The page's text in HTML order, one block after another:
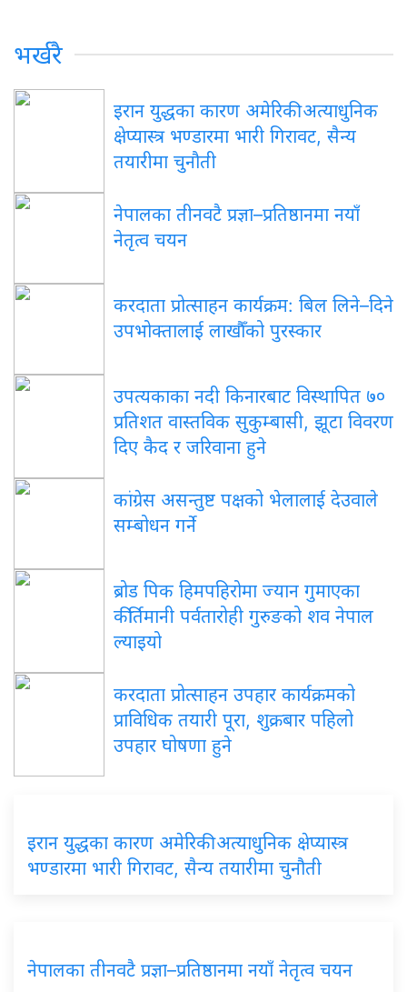
भर्खरै
इरान युद्धका कारण अमेरिकी अत्याधुनिक
क्षेप्यास्त्र भण्डारमा भारी गिरावट, सैन्य
तयारीमा चुनौती
नेपालका तीनवटै प्रज्ञा–प्रतिष्ठानमा नयाँ
नेतृत्व चयन
करदाता प्रोत्साहन कार्यक्रम: बिल लिने–दिने
उपभोक्तालाई लाखौँको पुरस्कार
उपत्यकाका नदी किनारबाट विस्थापित ७०
प्रतिशत वास्तविक सुकुम्बासी, झूटा विवरण
दिए कैद र जरिवाना हुने
कांग्रेस असन्तुष्ट पक्षको भेलालाई देउवाले
सम्बोधन गर्ने
ब्रोड पिक हिमपहिरोमा ज्यान गुमाएका
कीर्तिमानी पर्वतारोही गुरुङको शव नेपाल
ल्याइयो
करदाता प्रोत्साहन उपहार कार्यक्रमको
प्राविधिक तयारी पूरा, शुक्रबार पहिलो
उपहार घोषणा हुने
इरान युद्धका कारण अमेरिकी अत्याधुनिक क्षेप्यास्त्र
भण्डारमा भारी गिरावट, सैन्य तयारीमा चुनौती
नेपालका तीनवटै प्रज्ञा–प्रतिष्ठानमा नयाँ नेतृत्व चयन